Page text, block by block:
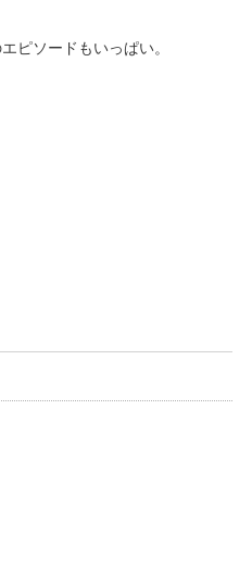
ピソードもいっぱい。